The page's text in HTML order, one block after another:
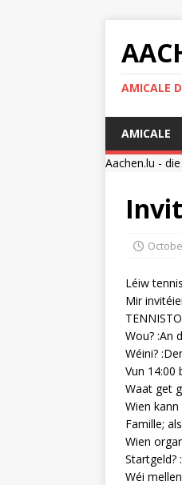
AMICALE
AMICALE
Aachen.lu -
Léiw
Mir
Wou? :An
Wéini?
Vun 14:00
Waat get
Wien
Famille;
Wien
Startgeld?
Wéi